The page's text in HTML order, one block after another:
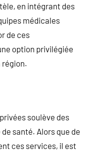
en intégrant des
médicales
de ces
option privilégiée
région.
soulève des
santé. Alors que de
ces services, il est